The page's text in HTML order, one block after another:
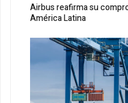
Airbus reafirma su
América Latina